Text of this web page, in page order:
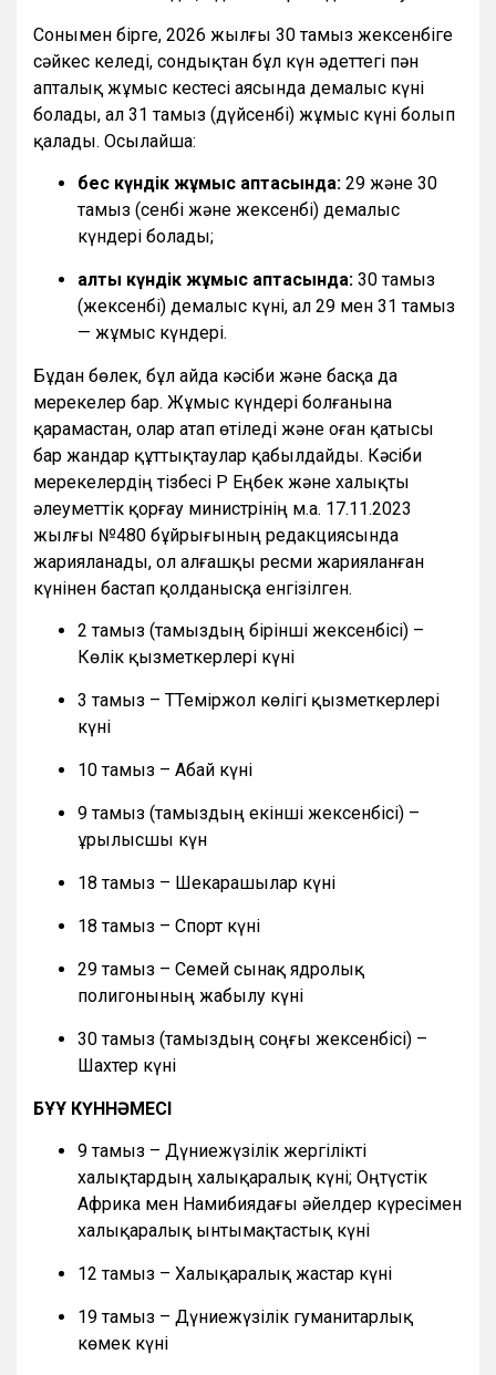
Сонымен бірге, 2026 жылғы 30 тамыз жексенбіге
сәйкес келеді, сондықтан бұл күн әдеттегі пән
апталық жұмыс кестесі аясында демалыс күні
болады, ал 31 тамыз (дүйсенбі) жұмыс күні болып
қалады. Осылайша:
бес күндік жұмыс аптасында: 29 және 30
тамыз (сенбі және жексенбі) демалыс
күндері болады;
алты күндік жұмыс аптасында: 30 тамыз
(жексенбі) демалыс күні, ал 29 мен 31 тамыз
— жұмыс күндері.
Бұдан бөлек, бұл айда кәсіби және басқа да
мерекелер бар. Жұмыс күндері болғанына
қарамастан, олар атап өтіледі және оған қатысы
бар жандар құттықтаулар қабылдайды. Кәсіби
мерекелердің тізбесі ҚР Еңбек және халықты
әлеуметтік қорғау министрінің м.а. 17.11.2023
жылғы №480 бұйрығының редакциясында
жарияланады, ол алғашқы ресми жарияланған
күнінен бастап қолданысқа енгізілген.
2 тамыз (тамыздың бірінші жексенбісі) –
Көлік қызметкерлері күні
3 тамыз – ТТеміржол көлігі қызметкерлері
күні
10 тамыз – Абай күні
9 тамыз (тамыздың екінші жексенбісі) –
Құрылысшы күн
18 тамыз – Шекарашылар күні
18 тамыз – Спорт күні
29 тамыз – Семей сынақ ядролық
полигонының жабылу күні
30 тамыз (тамыздың соңғы жексенбісі) –
Шахтер күні
БҰҰ КҮННӘМЕСІ
9 тамыз – Дүниежүзілік жергілікті
халықтардың халықаралық күні; Оңтүстік
Африка мен Намибиядағы әйелдер күресімен
халықаралық ынтымақтастық күні
12 тамыз – Халықаралық жастар күні
19 тамыз – Дүниежүзілік гуманитарлық
көмек күні